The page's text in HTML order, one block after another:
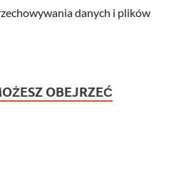
danych i plików
OBEJRZEĆ